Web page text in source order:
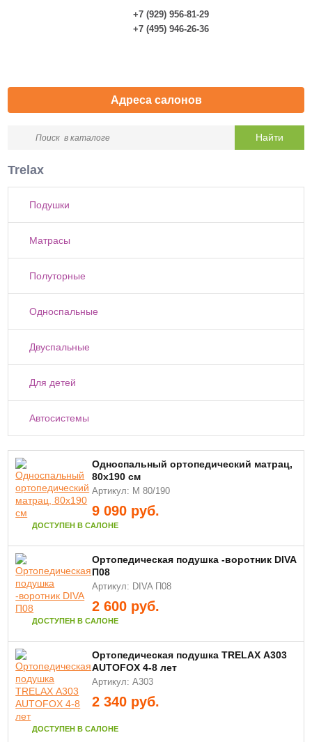
Адреса салонов
+7 (929) 956-81-29
+7 (495) 946-26-36
Trelax
Подушки
Матрасы
Полуторные
Односпальные
Двуспальные
Для детей
Автосистемы
Односпальный ортопедический матрац,
80х190 см
Артикул: М 80/190
9 090 руб.
ДОСТУПЕН В САЛОНЕ
Ортопедическая подушка -воротник DIVA
П08
Артикул: DIVA П08
2 600 руб.
ДОСТУПЕН В САЛОНЕ
Ортопедическая подушка TRELAX А303
AUTOFOX 4-8 лет
Артикул: А303
2 340 руб.
ДОСТУПЕН В САЛОНЕ